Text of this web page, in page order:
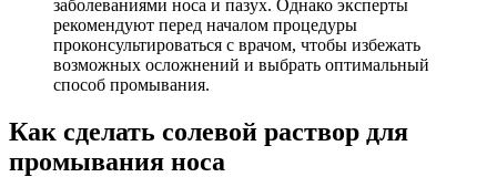
заболеваниями носа и пазух. Однако эксперты
рекомендуют перед началом процедуры
проконсультироваться с врачом, чтобы избежать
возможных осложнений и выбрать оптимальный
способ промывания.
Как сделать солевой раствор для
промывания носа